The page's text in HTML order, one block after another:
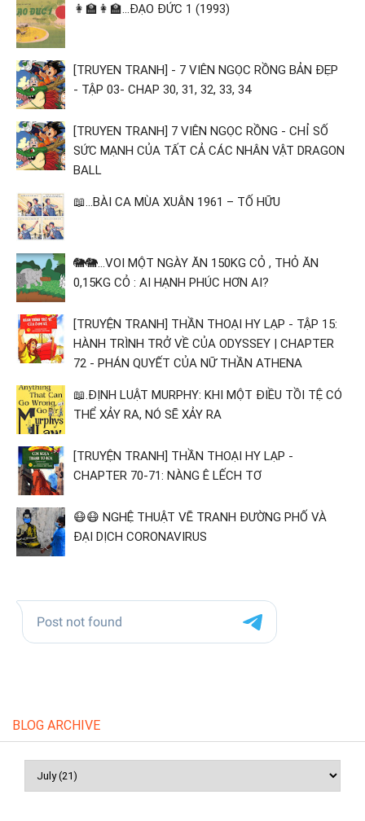
👩‍🏫👩‍🏫...ĐẠO ĐỨC 1 (1993)
[TRUYEN TRANH] - 7 VIÊN NGỌC RỒNG BẢN ĐẸP
- TẬP 03- CHAP 30, 31, 32, 33, 34
[TRUYEN TRANH] 7 VIÊN NGỌC RỒNG - CHỈ SỐ
SỨC MẠNH CỦA TẤT CẢ CÁC NHÂN VẬT DRAGON
BALL
📖...BÀI CA MÙA XUÂN 1961 – TỐ HỮU
🐘🐘...VOI MỘT NGÀY ĂN 150KG CỎ , THỎ ĂN
0,15KG CỎ : AI HẠNH PHÚC HƠN AI?
[TRUYỆN TRANH] THẦN THOẠI HY LẠP - TẬP 15:
HÀNH TRÌNH TRỞ VỀ CỦA ODYSSEY | CHAPTER
72 - PHÁN QUYẾT CỦA NỮ THẦN ATHENA
📖.ĐỊNH LUẬT MURPHY: KHI MỘT ĐIỀU TỒI TỆ CÓ
THỂ XẢY RA, NÓ SẼ XẢY RA
[TRUYỆN TRANH] THẦN THOẠI HY LẠP -
CHAPTER 70-71: NÀNG Ê LẾCH TƠ
😷😷 NGHỆ THUẬT VẼ TRANH ĐƯỜNG PHỐ VÀ
ĐẠI DỊCH CORONAVIRUS
BLOG ARCHIVE